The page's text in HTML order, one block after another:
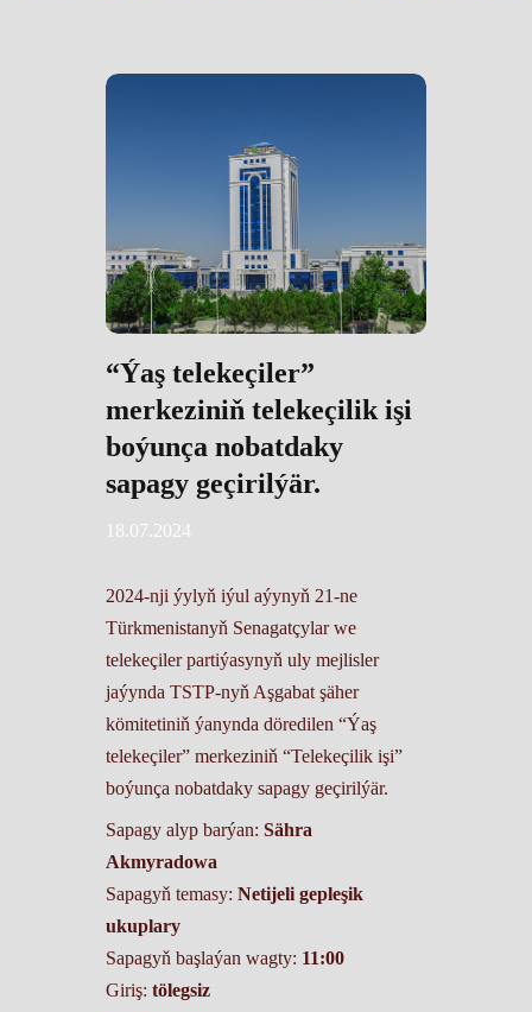
“Ýaş telekeçiler”
merkeziniň telekeçilik işi
boýunça nobatdaky
sapagy geçirilýär.
18.07.2024
2024-nji ýylyň iýul aýynyň 21-ne
Türkmenistanyň Senagatçylar we
telekeçiler partiýasynyň uly mejlisler
jaýynda TSTP-nyň Aşgabat şäher
kömitetiniň ýanynda döredilen “Ýaş
telekeçiler” merkeziniň “Telekeçilik işi”
boýunça nobatdaky sapagy geçirilýär.
Sapagy alyp barýan: Sähra
Akmyradowa
Sapagyň temasy: Netijeli gepleşik
ukuplary
Sapagyň başlaýan wagty: 11:00
Giriş: tölegsiz